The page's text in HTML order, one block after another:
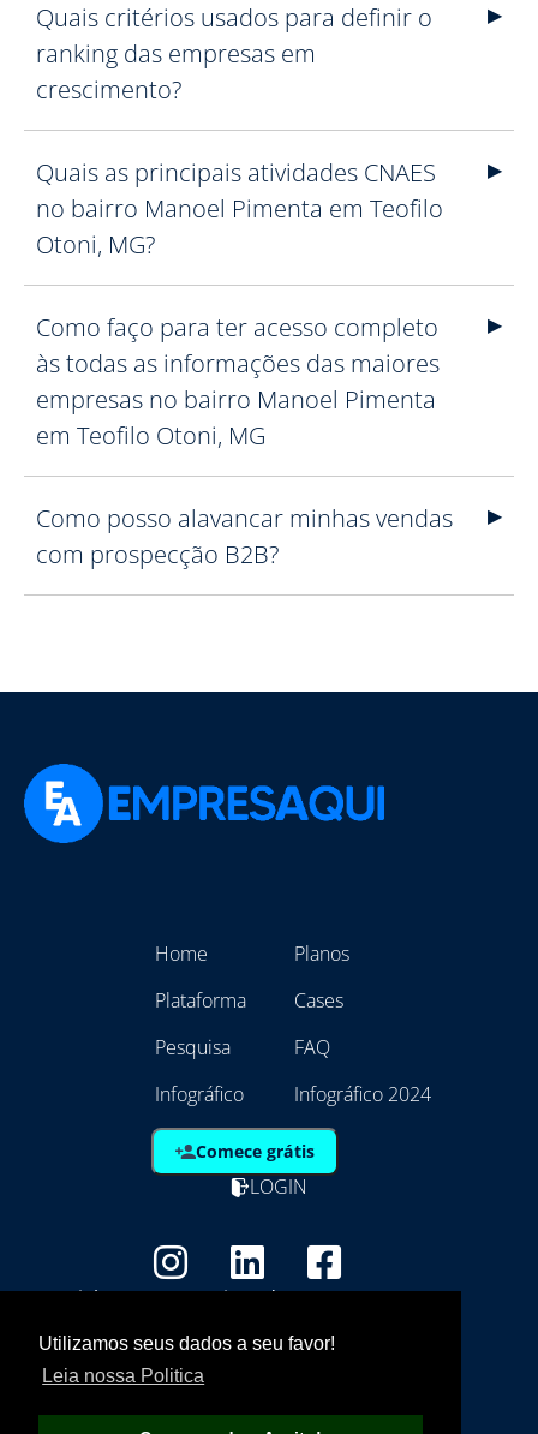
Utilizamos seus dados a seu favor!
Leia nossa Politica
Quais critérios usados para definir o
ranking das empresas em
crescimento?
Quais as principais atividades CNAES
no bairro Manoel Pimenta em Teofilo
Otoni, MG?
Como faço para ter acesso completo
às todas as informações das maiores
empresas no bairro Manoel Pimenta
em Teofilo Otoni, MG
Como posso alavancar minhas vendas
com prospecção B2B?
Home
Plataforma
Pesquisa
Infográfico
Planos
Cases
FAQ
Infográfico 2024
Comece grátis
LOGIN
Copyright - Marca Registrada
21.792.257/0001/01